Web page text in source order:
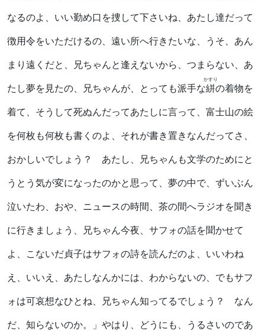
なるのよ、いい勤め口を捜して下さいね、あたし達だって
徴用令をいただけるの、遠い所へ行きたいな、うそ、あん
まり遠くだと、兄ちゃんと逢えないから、つまらない、あ
たし夢を見たの、兄ちゃんが、とっても派手な絣
かすり
の着物を
着て、そうして死ぬんだってあたしに言って、富士山の絵
を何枚も何枚も書くのよ、それが書き置きなんだってさ、
おかしいでしょう？ あたし、兄ちゃんも文学のためにと
うとう気が変になったのかと思って、夢の中で、ずいぶん
泣いたわ、おや、ニュースの時間、茶の間へラジオを聞き
に行きましょう、兄ちゃん今夜、サフォの話を聞かせて
よ、こないだ貞子はサフォの詩を読んだのよ、いいわね
え、いいえ、あたしなんかには、わからないの、でもサフ
ォは可哀想なひとね、兄ちゃん知ってるでしょう？ なん
だ、知らないのか。」やはり、どうにも、うるさいのであ